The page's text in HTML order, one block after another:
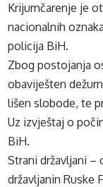
Krijumčarenje je
nacionalnih
policija BiH.
Zbog postojanja
obaviješten
lišen slobode, te
Uz izvještaj o
BiH.
Strani državljani –
državljanin Ruske